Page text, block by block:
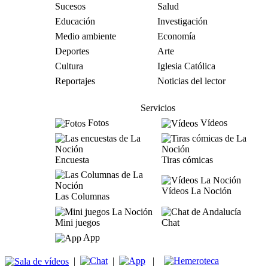
Sucesos
Salud
Educación
Investigación
Medio ambiente
Economía
Deportes
Arte
Cultura
Iglesia Católica
Reportajes
Noticias del lector
Servicios
Fotos
Vídeos
Encuesta Tiras cómicas
Las Columnas
Vídeos La Noción
Mini juegos
Chat
App
| | |